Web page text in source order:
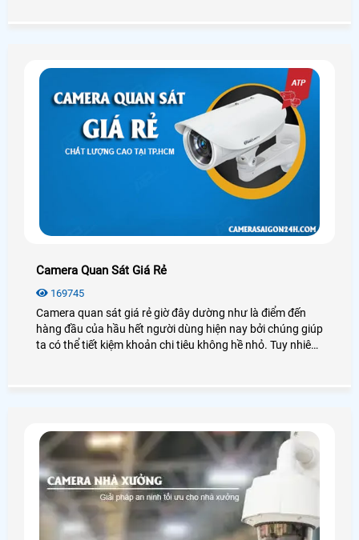
Camera Quan Sát Giá Rẻ
169745
Camera quan sát giá rẻ giờ đây dường như là điểm đến
hàng đầu của hầu hết người dùng hiện nay bởi chúng giúp
ta có thể tiết kiệm khoản chi tiêu không hề nhỏ. Tuy nhiên